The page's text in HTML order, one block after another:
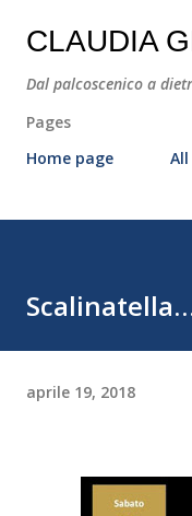
CLAUDIA
Dal palcoscenico a
Pages
Home page
All
aprile 19, 2018